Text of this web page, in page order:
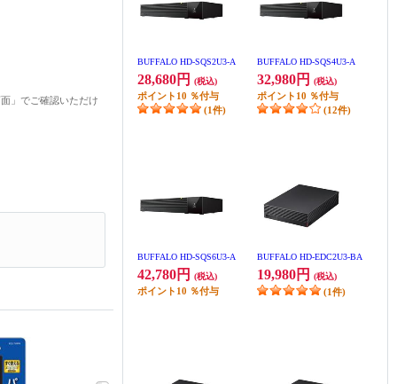
BUFFALO HD-SQS2U3-A
28,680円 (税込)
ポイント 10 ％付与
(1件)
BUFFALO HD-SQS4U3-A
32,980円 (税込)
ポイント 10 ％付与
(12件)
BUFFALO HD-SQS6U3-A
42,780円 (税込)
ポイント 10 ％付与
BUFFALO HD-EDC2U3-BA
19,980円 (税込)
(1件)
」でご確認いただけ